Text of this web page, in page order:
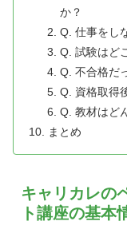
か？
Q. 仕事をし
Q. 試験はど
Q. 不合格だ
Q. 資格取得
Q. 教材はど
まとめ
キャリカレの
ト講座の基本